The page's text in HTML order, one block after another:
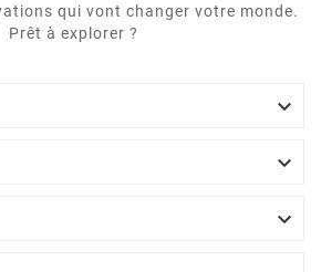
qui vont changer votre monde.
Prêt à explorer ?


